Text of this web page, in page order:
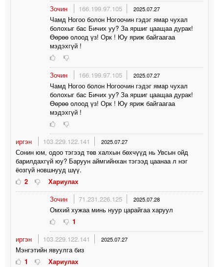
Зочин 166.199.97.105 2025.07.27
Чамд Ногоо болон Ногоочин гэдэг ямар чухал
болохыг бас Бичих уу? За яршиг цаащаа дурак!
Өөрөө олоод үз! Орк ! Юу яриж байгаагаа
мэдэхгүй !
Зочин 166.199.97.105 2025.07.27
Чамд Ногоо болон Ногоочин гэдэг ямар чухал
болохыг бас Бичих уу? За яршиг цаащаа дурак!
Өөрөө олоод үз! Орк ! Юу яриж байгаагаа
мэдэхгүй !
иргэн 103.229.122.141 2025.07.27
Сонин юм, одоо тэгээд төв халхын бөхчүүд нь Увсын ойд
барилдахгүй юу? Баруун аймгийнхан тэгээд цаанаа л нэг
ёозгүй новшнууд шүү.
2
Хариулах
Зочин
71.231.226.125 2025.07.28
Омхий хужаа минь нуур царайгаа харуул
1
иргэн
103.229.122.141 2025.07.27
Мэнгэтийн явуулга биз
1
Хариулах